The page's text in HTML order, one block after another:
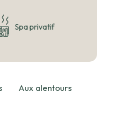
Spa privatif
Aux alentours